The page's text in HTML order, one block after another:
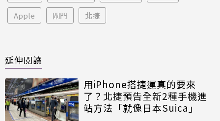
Apple 閘門 北捷
延伸閱讀
用iPhone搭捷運真的要來
了？北捷預告全新2種手機進
站方法「就像日本Suica」